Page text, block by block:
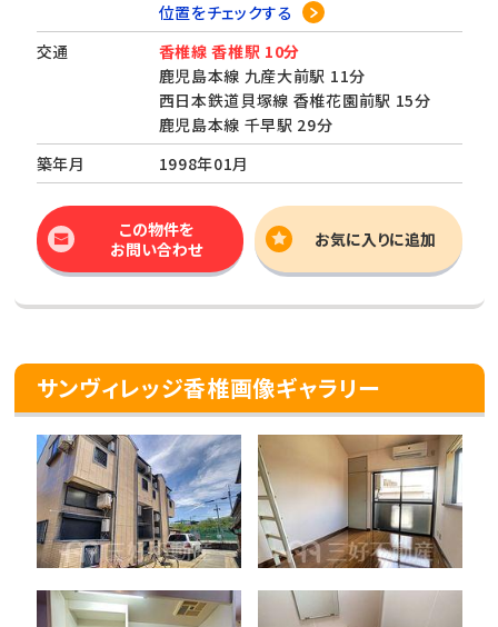
位置をチェックする
交通
香椎線 香椎駅 10分
鹿児島本線 九産大前駅 11分
西日本鉄道貝塚線 香椎花園前駅 15分
鹿児島本線 千早駅 29分
築年月
1998年01月
この物件を
お問い合わせ
お気に入りに追加
サンヴィレッジ香椎画像ギャラリー